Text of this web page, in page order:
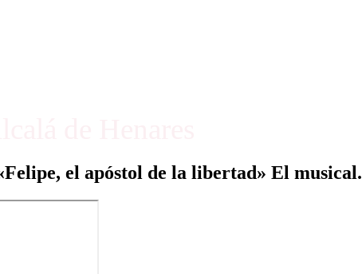
el apóstol de la libertad» El musical.